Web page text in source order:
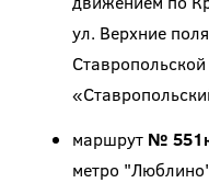
ул. Верхние
маршрут №
метро